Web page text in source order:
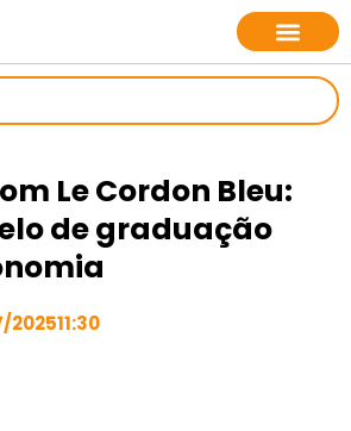
Le Cordon Bleu:
de graduação
202511:30